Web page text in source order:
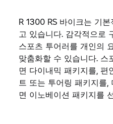
잘 훈련된 전체 패키지:
레날린이 솟구치는 마라
있습니다. 스타일을 정의
림한 전면부, 공격적인
쉴드 등 모든 것이 고성
어졌습니다. 역동적인 디